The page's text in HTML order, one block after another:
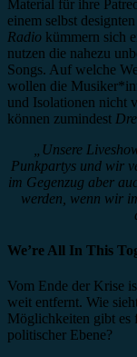
Material für ihre
einem selbst
Radio kümmern sich
nutzen die nahezu
Songs. Auf welche
wollen die
und Isolationen nicht
können zumindest
„Unsere
Punkpartys und wir
im Gegenzug aber
werden, wenn wir
We’re All In This
Vom Ende der Krise
weit entfernt. Wie
Möglichkeiten gibt es
politischer Ebene?